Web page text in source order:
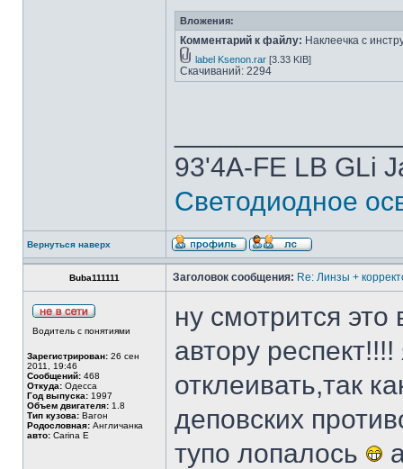
Вложения:
Комментарий к файлу: Наклеечка с
label Ksenon.rar [3.33 KIB]
Скачиваний: 2294
93'4A-FE LB GLi
Светодиодное
Вернуться наверх
Buba111111 Заголовок сообщения: Re: Линзы +
Водитель с понятиями
Зарегистрирован: 26 сен
2011, 19:46
Сообщений: 468
Откуда: Одесса
Год выпуска: 1997
Объем двигателя: 1.8
Тип кузова: Вагон
Родословная: Англичанка
авто: Carina E
ну смотрится
автору
отклеивать,так
деповских
тупо лопалось